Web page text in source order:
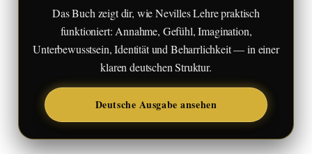
Das Buch zeigt dir, wie Nevilles Lehre praktisch
funktioniert: Annahme, Gefühl, Imagination,
Unterbewusstsein, Identität und Beharrlichkeit — in einer
klaren deutschen Struktur.
Deutsche Ausgabe ansehen